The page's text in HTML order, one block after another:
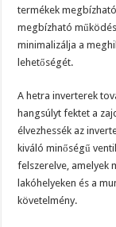
termékek
megbízható
minimalizálja a
lehetőségét.
A hetra inverterek
hangsúlyt fektet a
élvezhessék az
kiváló minőségű
felszerelve, amelyek
lakóhelyeken és a
követelmény.